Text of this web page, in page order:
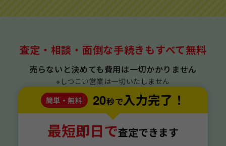
査定・相談・面倒な手続きもすべて無料
売らないと決めても費用は一切かかりません
※しつこい営業は一切いたしません
簡単・無料
20秒で入力完了！
最短即日で査定できます